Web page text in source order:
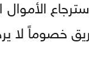
خصوماً